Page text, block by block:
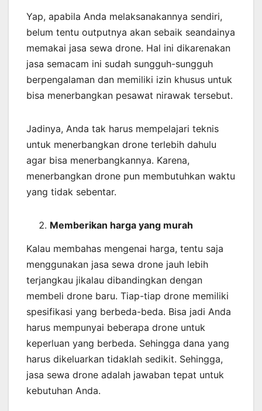
Yap, apabila Anda melaksanakannya sendiri,
belum tentu outputnya akan sebaik seandainya
memakai jasa sewa drone. Hal ini dikarenakan
jasa semacam ini sudah sungguh-sungguh
berpengalaman dan memiliki izin khusus untuk
bisa menerbangkan pesawat nirawak tersebut.
Jadinya, Anda tak harus mempelajari teknis
untuk menerbangkan drone terlebih dahulu
agar bisa menerbangkannya. Karena,
menerbangkan drone pun membutuhkan waktu
yang tidak sebentar.
Memberikan harga yang murah
Kalau membahas mengenai harga, tentu saja
menggunakan jasa sewa drone jauh lebih
terjangkau jikalau dibandingkan dengan
membeli drone baru. Tiap-tiap drone memiliki
spesifikasi yang berbeda-beda. Bisa jadi Anda
harus mempunyai beberapa drone untuk
keperluan yang berbeda. Sehingga dana yang
harus dikeluarkan tidaklah sedikit. Sehingga,
jasa sewa drone adalah jawaban tepat untuk
kebutuhan Anda.